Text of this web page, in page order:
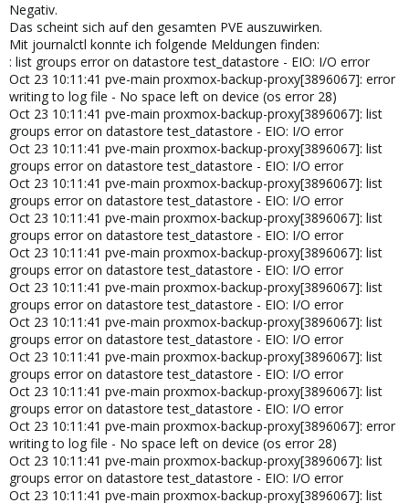
Negativ.
Das scheint sich auf den gesamten PVE auszuwirken.
Mit journalctl konnte ich folgende Meldungen finden:
: list groups error on datastore test_datastore - EIO: I/O error
Oct 23 10:11:41 pve-main proxmox-backup-proxy[3896067]: error
writing to log file - No space left on device (os error 28)
Oct 23 10:11:41 pve-main proxmox-backup-proxy[3896067]: list
groups error on datastore test_datastore - EIO: I/O error
Oct 23 10:11:41 pve-main proxmox-backup-proxy[3896067]: list
groups error on datastore test_datastore - EIO: I/O error
Oct 23 10:11:41 pve-main proxmox-backup-proxy[3896067]: list
groups error on datastore test_datastore - EIO: I/O error
Oct 23 10:11:41 pve-main proxmox-backup-proxy[3896067]: list
groups error on datastore test_datastore - EIO: I/O error
Oct 23 10:11:41 pve-main proxmox-backup-proxy[3896067]: list
groups error on datastore test_datastore - EIO: I/O error
Oct 23 10:11:41 pve-main proxmox-backup-proxy[3896067]: list
groups error on datastore test_datastore - EIO: I/O error
Oct 23 10:11:41 pve-main proxmox-backup-proxy[3896067]: list
groups error on datastore test_datastore - EIO: I/O error
Oct 23 10:11:41 pve-main proxmox-backup-proxy[3896067]: list
groups error on datastore test_datastore - EIO: I/O error
Oct 23 10:11:41 pve-main proxmox-backup-proxy[3896067]: list
groups error on datastore test_datastore - EIO: I/O error
Oct 23 10:11:41 pve-main proxmox-backup-proxy[3896067]: error
writing to log file - No space left on device (os error 28)
Oct 23 10:11:41 pve-main proxmox-backup-proxy[3896067]: list
groups error on datastore test_datastore - EIO: I/O error
Oct 23 10:11:41 pve-main proxmox-backup-proxy[3896067]: list